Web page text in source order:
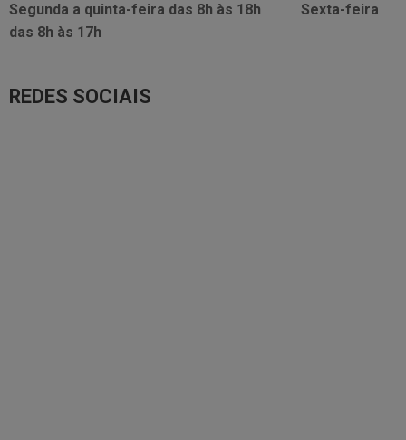
Segunda a quinta-feira das 8h às 18h
Sexta-feira
das 8h às 17h
REDES SOCIAIS